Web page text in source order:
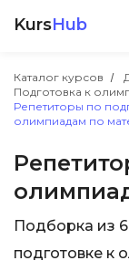
KursHub
Каталог курсов
Подготовка к
Репетиторы по
олимпиадам по
Подборка из
подготовке к